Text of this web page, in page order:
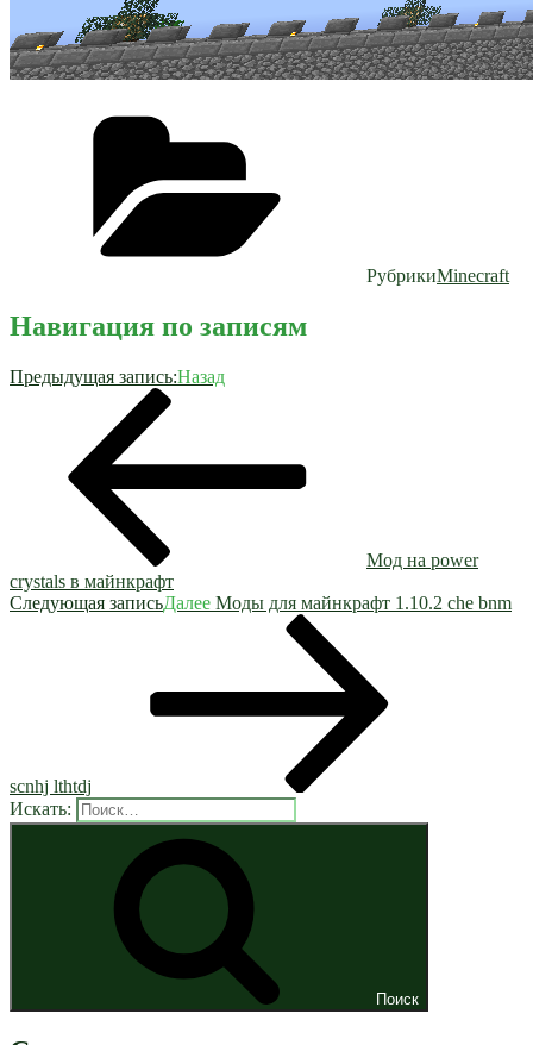
РубрикиMinecraft
Навигация по записям
Предыдущая запись:Назад
Мод на power
crystals в майнкрафт
Следующая записьДалее Моды для майнкрафт 1.10.2 che bnm
scnhj lthtdj
Искать:
Поиск